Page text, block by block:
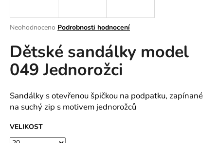
Průměrné
produktu
je
0,0
z
hvězdiček.
Neohodnoceno Podrobnosti hodnocení
Dětské sandálky model
049 Jednorožci
Sandálky s otevřenou špičkou na podpatku, zapínané
na suchý zip s motivem jednorožců
VELIKOST
j
t
?
HLEDAT